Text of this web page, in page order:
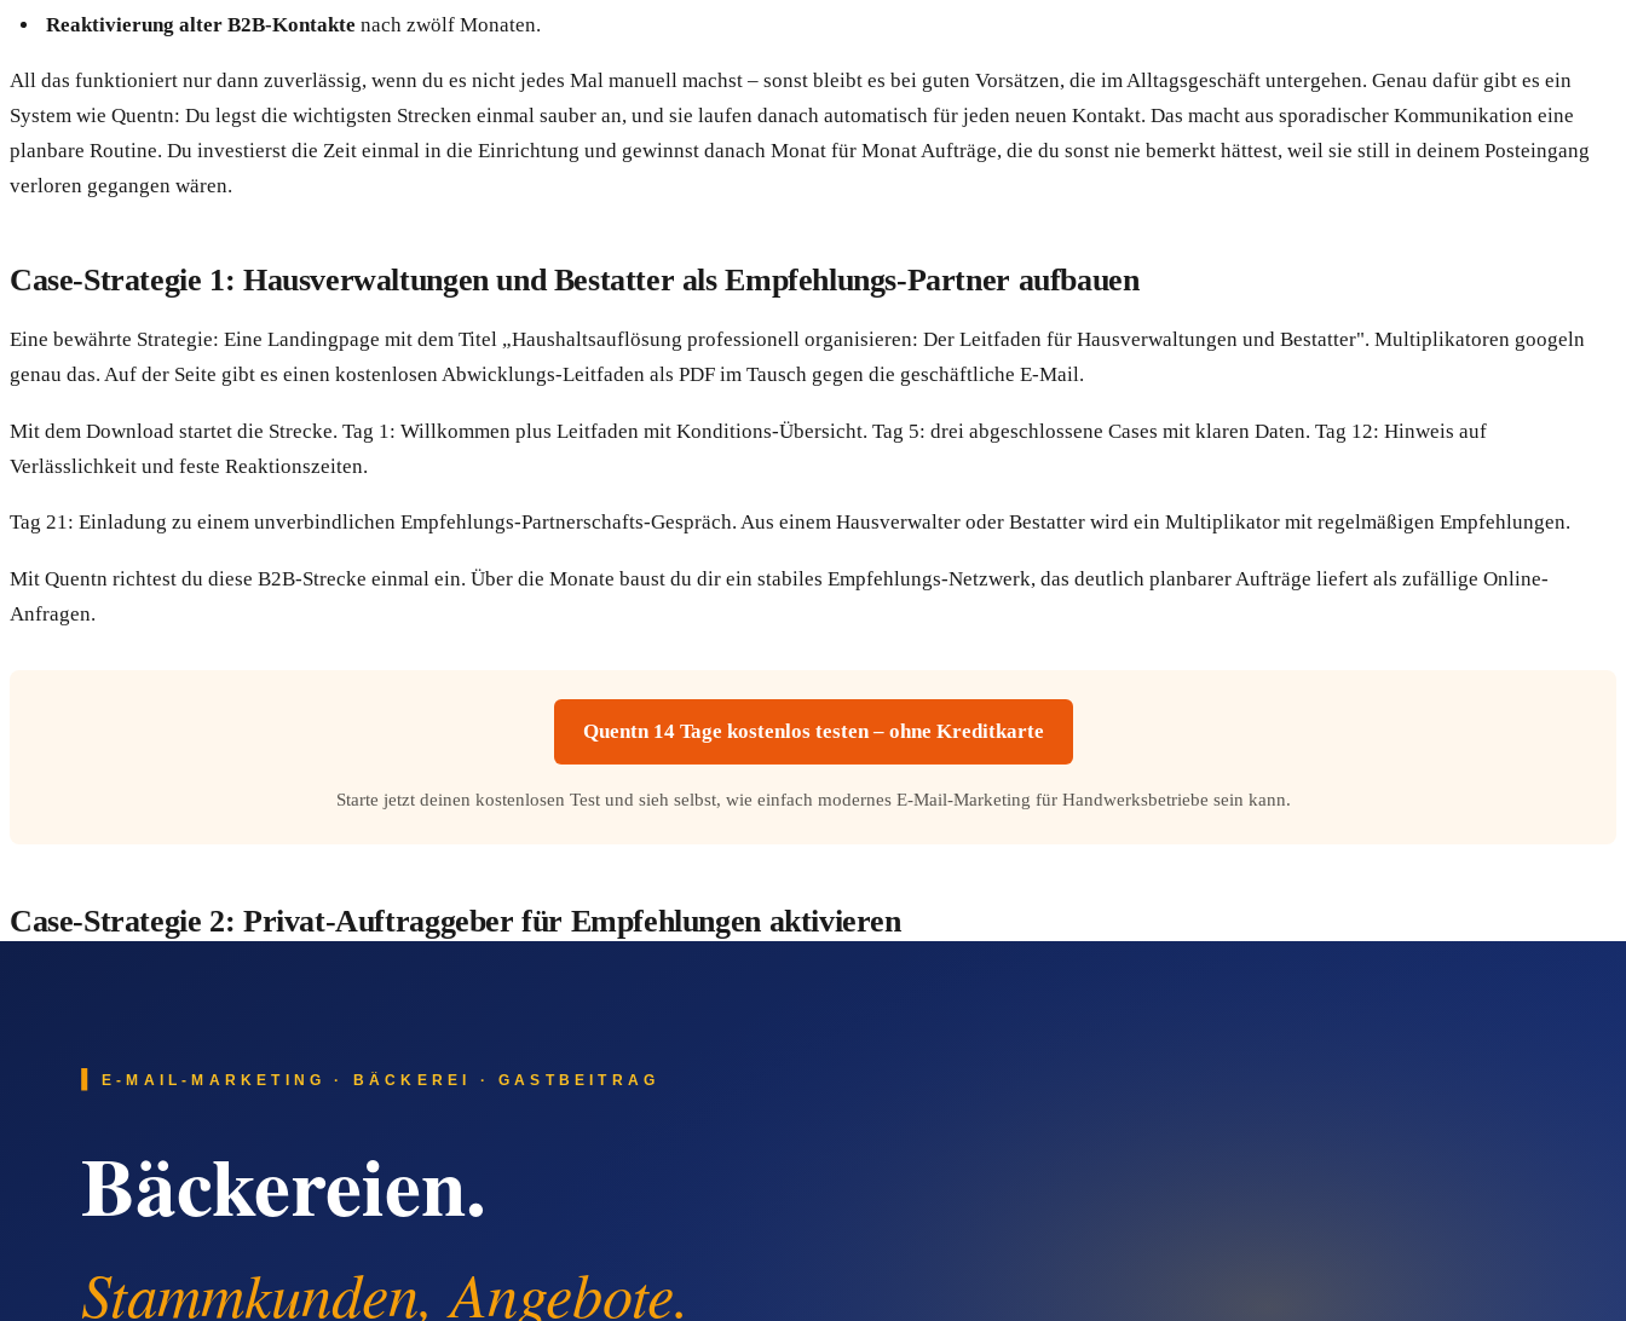
Reaktivierung alter B2B-Kontakte nach zwölf Monaten.
All das funktioniert nur dann zuverlässig, wenn du es nicht jedes Mal manuell machst – sonst bleibt es bei guten Vorsätzen, die im Alltagsgeschäft untergehen. Genau dafür gibt es ein
System wie Quentn: Du legst die wichtigsten Strecken einmal sauber an, und sie laufen danach automatisch für jeden neuen Kontakt. Das macht aus sporadischer Kommunikation eine
planbare Routine. Du investierst die Zeit einmal in die Einrichtung und gewinnst danach Monat für Monat Aufträge, die du sonst nie bemerkt hättest, weil sie still in deinem Posteingang
verloren gegangen wären.
Case-Strategie 1: Hausverwaltungen und Bestatter als Empfehlungs-Partner aufbauen
Eine bewährte Strategie: Eine Landingpage mit dem Titel „Haushaltsauflösung professionell organisieren: Der Leitfaden für Hausverwaltungen und Bestatter". Multiplikatoren googeln
genau das. Auf der Seite gibt es einen kostenlosen Abwicklungs-Leitfaden als PDF im Tausch gegen die geschäftliche E-Mail.
Mit dem Download startet die Strecke. Tag 1: Willkommen plus Leitfaden mit Konditions-Übersicht. Tag 5: drei abgeschlossene Cases mit klaren Daten. Tag 12: Hinweis auf
Verlässlichkeit und feste Reaktionszeiten.
Tag 21: Einladung zu einem unverbindlichen Empfehlungs-Partnerschafts-Gespräch. Aus einem Hausverwalter oder Bestatter wird ein Multiplikator mit regelmäßigen Empfehlungen.
Mit Quentn richtest du diese B2B-Strecke einmal ein. Über die Monate baust du dir ein stabiles Empfehlungs-Netzwerk, das deutlich planbarer Aufträge liefert als zufällige Online-
Anfragen.
Quentn 14 Tage kostenlos testen – ohne Kreditkarte
Starte jetzt deinen kostenlosen Test und sieh selbst, wie einfach modernes E-Mail-Marketing für Handwerksbetriebe sein kann.
Case-Strategie 2: Privat-Auftraggeber für Empfehlungen aktivieren
Mit Quentn baust du eine kurze Strecke. Direkt nach Räumung: eine ehrliche Bewertungs-Anfrage mit dezentem Empfehlungs-Hinweis. Vier Wochen später: eine kurze Mail mit einem
Aus jedem Auftrag entstehen so über die Zeit Empfehlungs-Aufträge mit hoher Abschluss-Wahrscheinlichkeit.
Beide Strategien funktionieren in der Praxis nur, wenn du ein System hast, das im Hintergrund mitarbeitet. Manuell verschickte Einzel-Mails sind eine schöne Idee, aber im Alltag eines
Lösung wie Quentn an: Sie übernimmt die Wiederholungs-Arbeit, du behältst die strategischen Entscheidungen.